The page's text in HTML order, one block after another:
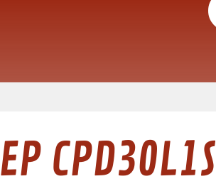
EP CPD30L1S